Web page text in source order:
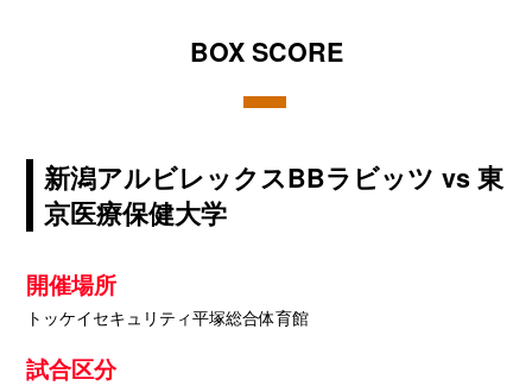
BOX SCORE
新潟アルビレックスBBラビッツ vs 東
京医療保健大学
開催場所
トッケイセキュリティ平塚総合体育館
試合区分